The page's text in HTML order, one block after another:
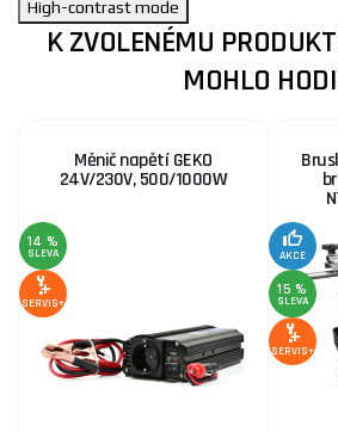
High-contrast mode
K ZVOLENÉMU
MOHLO
Měnič napětí GEKO
24V/230V, 500/1000W
14 %
SLEVA
SERVIS+
AKCE
15 %
SLEVA
SERVIS+